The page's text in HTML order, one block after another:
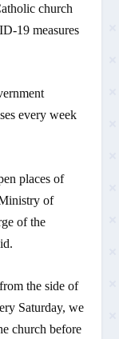
church
19 measures
every week
places of
of
of the
the side of
Saturday, we
church before